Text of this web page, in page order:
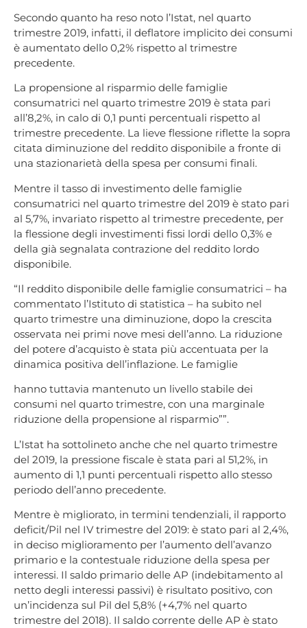
Secondo quanto ha reso noto l’Istat, nel quarto
trimestre 2019, infatti, il deflatore implicito dei consumi
è aumentato dello 0,2% rispetto al trimestre
precedente.
La propensione al risparmio delle famiglie
consumatrici nel quarto trimestre 2019 è stata pari
all’8,2%, in calo di 0,1 punti percentuali rispetto al
trimestre precedente. La lieve flessione riflette la sopra
citata diminuzione del reddito disponibile a fronte di
una stazionarietà della spesa per consumi finali.
Mentre il tasso di investimento delle famiglie
consumatrici nel quarto trimestre del 2019 è stato pari
al 5,7%, invariato rispetto al trimestre precedente, per
la flessione degli investimenti fissi lordi dello 0,3% e
della già segnalata contrazione del reddito lordo
disponibile.
“Il reddito disponibile delle famiglie consumatrici – ha
commentato l’Istituto di statistica – ha subito nel
quarto trimestre una diminuzione, dopo la crescita
osservata nei primi nove mesi dell’anno. La riduzione
del potere d’acquisto è stata più accentuata per la
dinamica positiva dell’inflazione. Le famiglie
hanno tuttavia mantenuto un livello stabile dei
consumi nel quarto trimestre, con una marginale
riduzione della propensione al risparmio””.
L’Istat ha sottolineto anche che nel quarto trimestre
del 2019, la pressione fiscale è stata pari al 51,2%, in
aumento di 1,1 punti percentuali rispetto allo stesso
periodo dell’anno precedente.
Mentre è migliorato, in termini tendenziali, il rapporto
deficit/Pil nel IV trimestre del 2019: è stato pari al 2,4%,
in deciso miglioramento per l’aumento dell’avanzo
primario e la contestuale riduzione della spesa per
interessi. Il saldo primario delle AP (indebitamento al
netto degli interessi passivi) è risultato positivo, con
un’incidenza sul Pil del 5,8% (+4,7% nel quarto
trimestre del 2018). Il saldo corrente delle AP è stato